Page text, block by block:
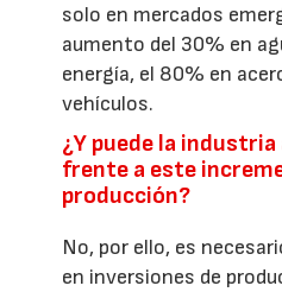
solo en mercados
aumento del 30% en
energía, el 80% en
vehículos.
¿Y puede la
frente a este
producción?
No, por ello, es
en inversiones de